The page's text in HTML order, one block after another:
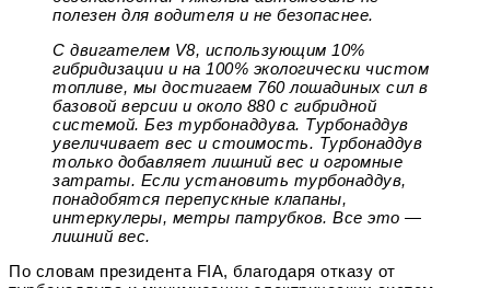
полезен для водителя и не безопаснее.
С двигателем V8, использующим 10%
гибридизации и на 100% экологически чистом
топливе, мы достигаем 760 лошадиных сил в
базовой версии и около 880 с гибридной
системой. Без турбонаддува. Турбонаддув
увеличивает вес и стоимость. Турбонаддув
только добавляет лишний вес и огромные
затраты. Если установить турбонаддув,
понадобятся перепускные клапаны,
интеркулеры, метры патрубков. Все это —
лишний вес.
По словам президента FIA, благодаря отказу от